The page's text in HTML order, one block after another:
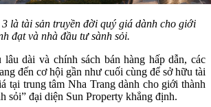
3 là tài sản truyền đời quý giá dành cho giới
đạt và nhà đầu tư sành sỏi.
dài và chính sách bán hàng hấp dẫn, các
đến cơ hội gần như cuối cùng để sở hữu tài
tại trung tâm Nha Trang dành cho giới thành
sỏi” đại diện Sun Property khẳng định.